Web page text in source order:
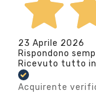
23 Aprile 2026
Rispondono
Ricevuto tutto
Acquirente